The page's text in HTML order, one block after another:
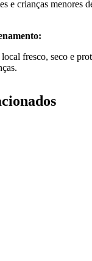
e crianças menores
fresco, seco e